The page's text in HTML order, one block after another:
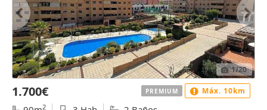
1/20
1.700€
2
PREMIUM Máx. 10km